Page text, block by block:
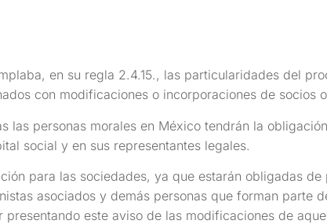
en su regla 2.4.15., las particularidades del
con modificaciones o incorporaciones de socios
las personas morales en México tendrán la
social y en sus representantes legales.
para las sociedades, ya que estarán obligadas
asociados y demás personas que forman parte
este aviso de las modificaciones de